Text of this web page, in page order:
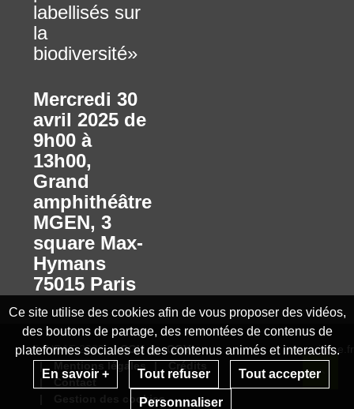
Ce site utilise des cookies afin de vous proposer des vidéos,
des boutons de partage, des remontées de contenus de
plateformes sociales et des contenus animés et interactifs.
En savoir +
Tout refuser Tout accepter
Personnaliser
labellisés sur
la
biodiversité»
Mercredi 30
avril 2025 de
9h00 à
13h00,
Grand
amphithéâtre
MGEN, 3
square Max-
Hymans
75015 Paris
© INRAE 2023 CGU
CGV
Contact
Gestion des cookies
www.inrae.fr